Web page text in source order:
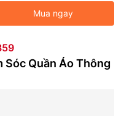
Mua ngay
Sóc Quần Áo Thông